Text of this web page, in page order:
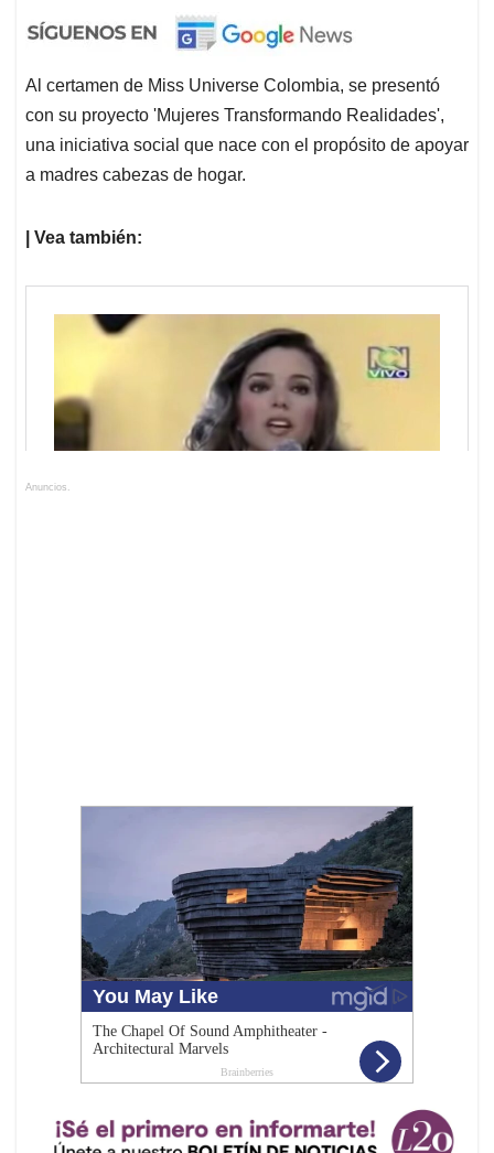
Al certamen de Miss Universe Colombia, se presentó
con su proyecto 'Mujeres Transformando Realidades',
una iniciativa social que nace con el propósito de apoyar
a madres cabezas de hogar.
| Vea también:
Anuncios.